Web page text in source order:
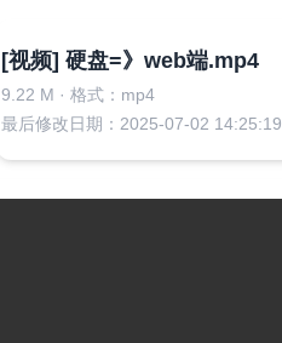
[视频] 硬盘=》web端.mp4
9.22 M · 格式：mp4
最后修改日期：2025-07-02 14:25:19